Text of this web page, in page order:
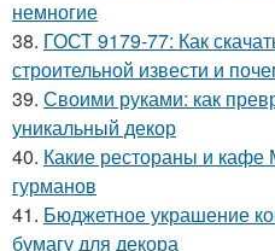
немногие
38. ГОСТ 9179-77: Как
строительной извести и
39. Своими руками: как
уникальный декор
40. Какие рестораны и
гурманов
41. Бюджетное украшение
бумагу для декора